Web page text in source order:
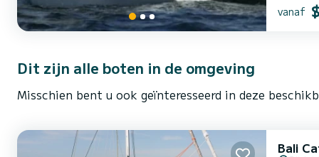
vanaf
Dit zijn alle boten in de omgeving
Misschien bent u ook geïnteresseerd in deze
Bali